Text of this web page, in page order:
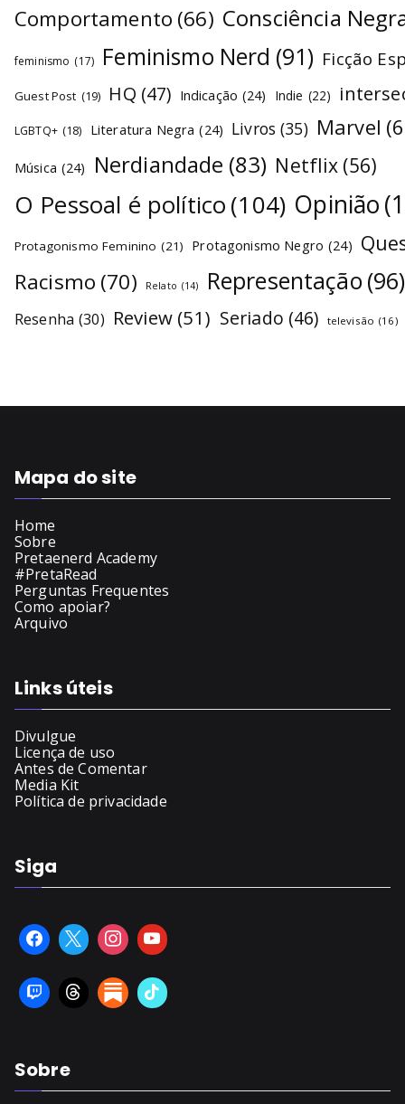
Comportamento (66) Consciência
feminismo (17) Feminismo Nerd (91) Ficção
Guest Post (19) HQ (47) Indicação (24) Indie (22)
LGBTQ+ (18) Literatura Negra (24) Livros (35) Marvel
Música (24) Nerdiandade (83) Netflix (56)
O Pessoal é político(104) Opinião
Protagonismo Feminino (21) Protagonismo Negro (24)
Racismo (70) Relato (14) Representação (96)
Resenha (30) Review (51) Seriado (46) televisão (16)
Mapa do site
Home
Sobre
Pretaenerd Academy
#PretaRead
Perguntas Frequentes
Como apoiar?
Arquivo
Links úteis
Divulgue
Licença de uso
Antes de Comentar
Media Kit
Política de privacidade
Siga
Sobre